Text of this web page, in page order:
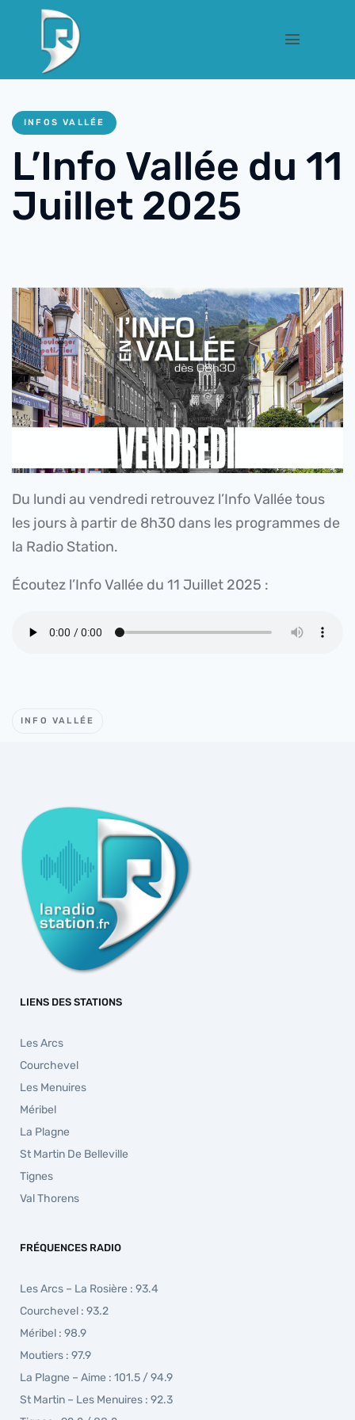
INFOS VALLÉE
L’Info Vallée du 11
Juillet 2025
Du lundi au vendredi retrouvez l’Info Vallée tous
les jours à partir de 8h30 dans les programmes de
la Radio Station.
Écoutez l’Info Vallée du 11 Juillet 2025 :
INFO VALLÉE
LIENS DES STATIONS
Les Arcs
Courchevel
Les Menuires
Méribel
La Plagne
St Martin De Belleville
Tignes
Val Thorens
FRÉQUENCES RADIO
Les Arcs – La Rosière : 93.4
Courchevel : 93.2
Méribel : 98.9
Moutiers : 97.9
La Plagne – Aime : 101.5 / 94.9
St Martin – Les Menuires : 92.3